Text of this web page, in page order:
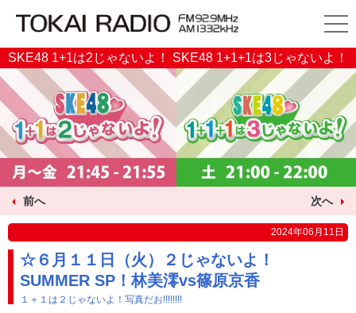
SKE48 1+1は2じゃないよ！ SKE48 1+1+1は3じゃないよ！
前へ 次へ
2024年06月11日
☆６月１１日（火）２じゃないよ！
SUMMER SP！林美澪vs篠原京香
１＋１は２じゃないよ！写真だお!!!!!!!!